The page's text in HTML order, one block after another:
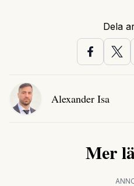
Dela
Alexander Isa
Mer